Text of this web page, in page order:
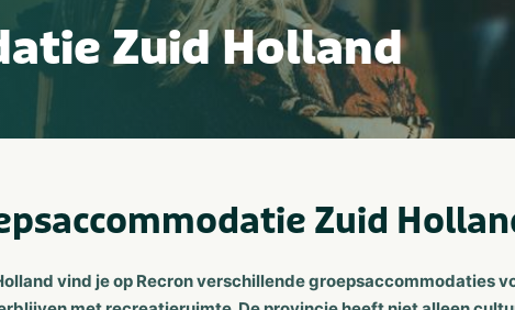
Zuid Holland
Zuid
vind je op Recron verschillende groepsaccommodaties